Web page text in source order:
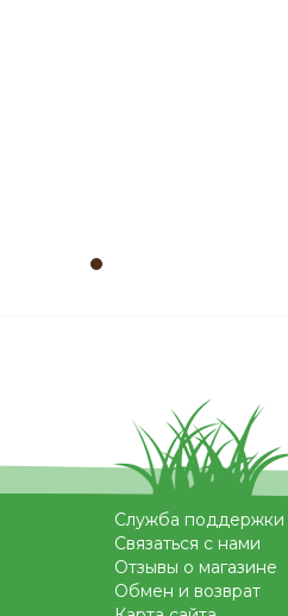
Служба поддержки
Связаться с нами
Отзывы о магазине
Обмен и возврат